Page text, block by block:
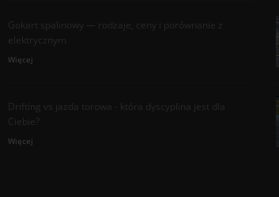
Gokart spalinowy — rodzaje, ceny i porównanie z
elektrycznym
Więcej
Drifting vs jazda torowa - która dyscyplina jest dla
Ciebie?
Więcej